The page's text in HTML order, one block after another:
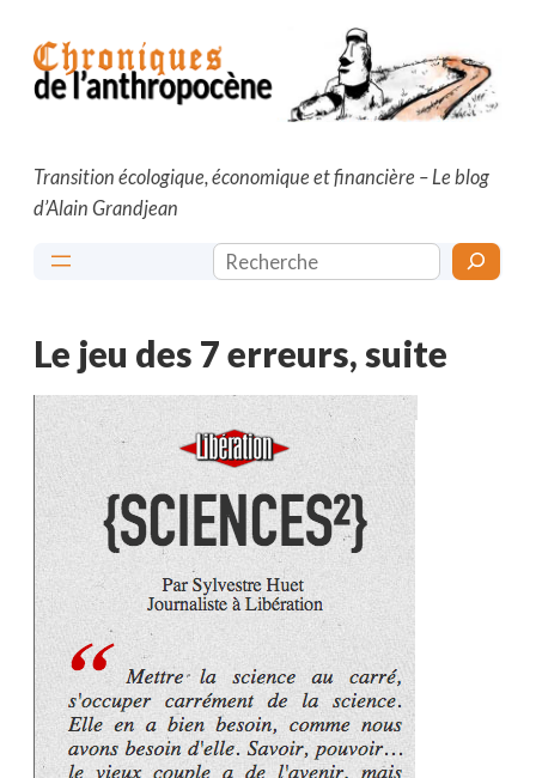
contenu
Transition écologique, économique et financière – Le blog
d’Alain Grandjean
Rechercher
Le jeu des 7 erreurs, suite